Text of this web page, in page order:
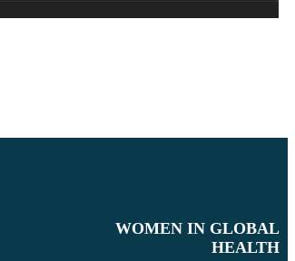
WOMEN IN GLOBAL
HEALTH